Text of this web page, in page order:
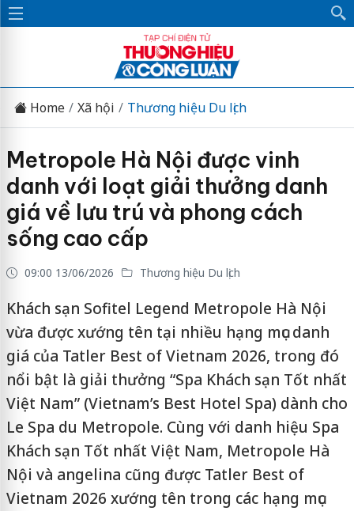
Home Xã hội Thương hiệu Du lịch
Metropole Hà Nội được vinh
danh với loạt giải thưởng danh
giá về lưu trú và phong cách
sống cao cấp
09:00 13/06/2026 Thương hiệu Du lịch
Khách sạn Sofitel Legend Metropole Hà Nội
vừa được xướng tên tại nhiều hạng mục danh
giá của Tatler Best of Vietnam 2026, trong đó
nổi bật là giải thưởng “Spa Khách sạn Tốt nhất
Việt Nam” (Vietnam’s Best Hotel Spa) dành cho
Le Spa du Metropole. Cùng với danh hiệu Spa
Khách sạn Tốt nhất Việt Nam, Metropole Hà
Nội và angelina cũng được Tatler Best of
Vietnam 2026 xướng tên trong các hạng mục